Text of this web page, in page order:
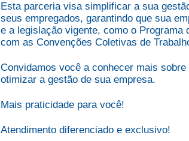
Esta parceria visa simplificar a sua
seus empregados, garantindo que sua
e a legislação vigente, como o Programa
com as Convenções Coletivas de
Convidamos você a conhecer mais
otimizar a gestão de sua empresa.
Mais praticidade para você!
Atendimento diferenciado e exclusivo!